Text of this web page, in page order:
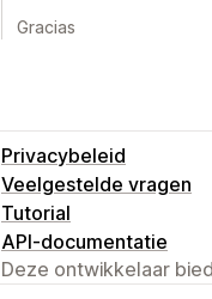
Gracias
Privacybeleid
Veelgestelde vragen
Tutorial
API-documentatie
Deze ontwikkelaar